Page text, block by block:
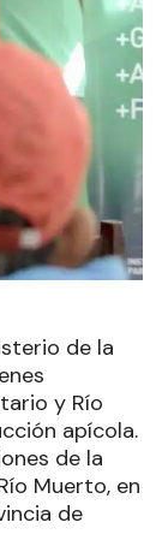
de la
y Río
apícola.
de la
Muerto, en
de